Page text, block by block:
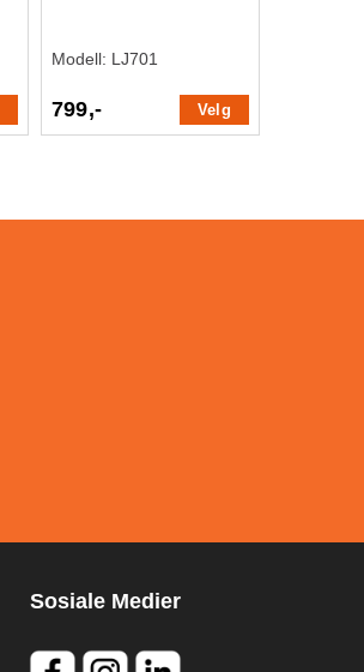
Modell: LJ701
799,- Velg
Sosiale Medier